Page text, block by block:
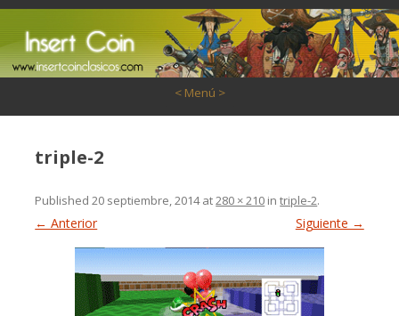
< Menú >
triple-2
Published20 septiembre, 2014at280 × 210 intriple-2.
← Anterior Siguiente →